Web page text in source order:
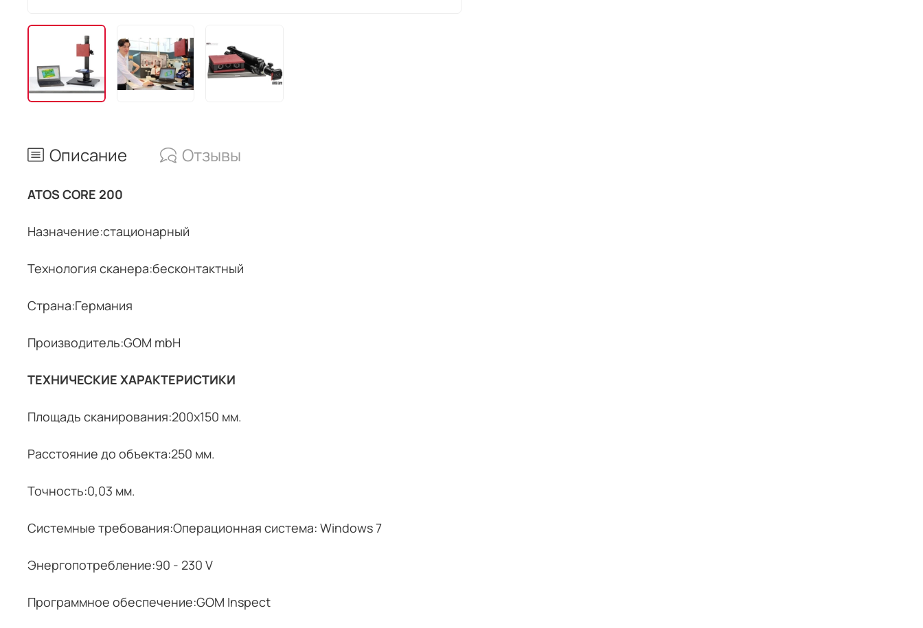
Описание Отзывы
ATOS CORE 200
Назначение:стационарный
Технология сканера:бесконтактный
Страна:Германия
Производитель:GOM mbH
ТЕХНИЧЕСКИЕ ХАРАКТЕРИСТИКИ
Площадь сканирования:200x150 мм.
Расстояние до объекта:250 мм.
Точность:0,03 мм.
Cистемные требования:Операционная система: Windows 7
Энергопотребление:90 - 230 V
Программное обеспечение:GOM Inspect